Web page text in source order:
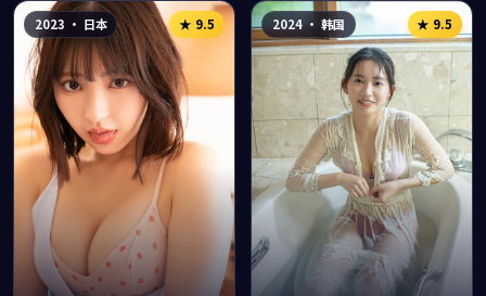
2023 · 日本 ★ 9.5 2024· 韩国 ★ 9.5